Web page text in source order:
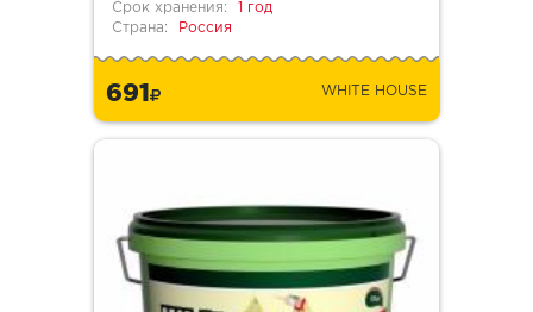
Срок хранения:
1 год
Страна:
Россия
691 WHITE HOUSE